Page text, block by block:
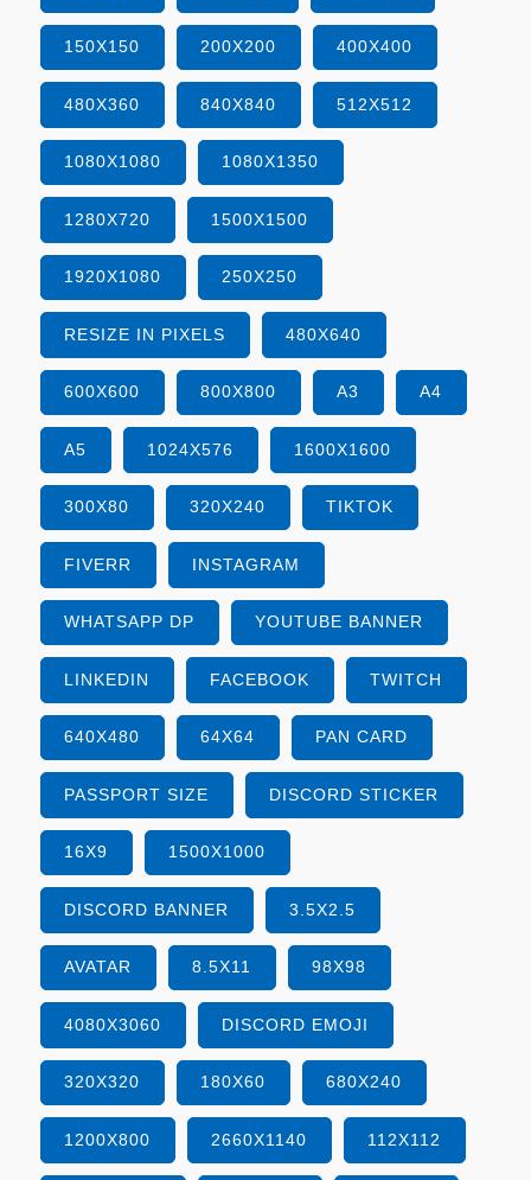
150X150 200X200 400X400
480X360 840X840 512X512
1080X1080 1080X1350
1280X720 1500X1500
1920X1080 250X250
RESIZE IN PIXELS 480X640
600X600 800X800 A3 A4
A5 1024X576 1600X1600
300X80 320X240 TIKTOK
FIVERR INSTAGRAM
WHATSAPP DP YOUTUBE BANNER
LINKEDIN FACEBOOK TWITCH
640X480 64X64 PAN CARD
PASSPORT SIZE DISCORD STICKER
16X9 1500X1000
DISCORD BANNER 3.5X2.5
AVATAR 8.5X11 98X98
4080X3060 DISCORD EMOJI
320X320 180X60 680X240
1200X800 2660X1140 112X112